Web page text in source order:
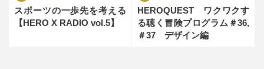
スポーツの一歩先を考える
【HERO X RADIO vol.5】
HEROQUEST ワクワクす
る聴く冒険プログラム＃36,
＃37 デザイン編